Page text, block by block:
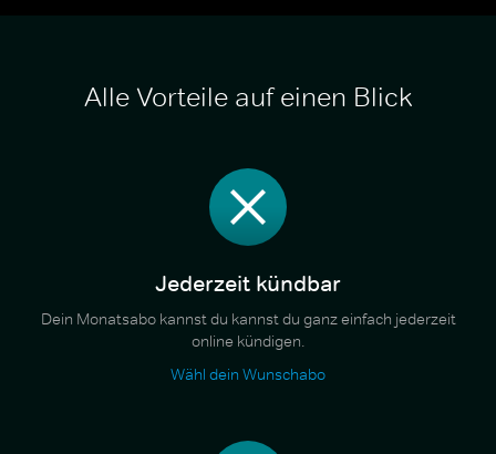
Alle Vorteile auf einen Blick
Jederzeit kündbar
Dein Monatsabo kannst du kannst du ganz einfach jederzeit
online kündigen.
Wähl dein Wunschabo